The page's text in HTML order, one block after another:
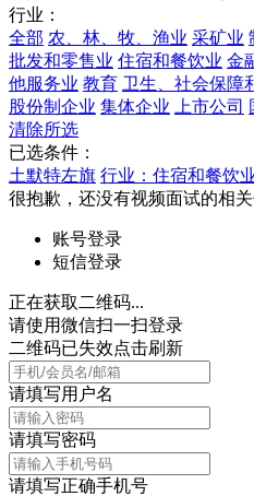
行业：
全部 农、林、牧、渔业 采矿业
批发和零售业 住宿和餐饮业 金
他服务业 教育 卫生、社会保障
股份制企业 集体企业 上市公司
清除所选
已选条件：
土默特左旗 行业：住宿和餐饮
很抱歉，还没有视频面试的相
账号登录
短信登录
正在获取二维码...
请使用微信扫一扫登录
二维码已失效点击刷新
请填写用户名
请填写密码
请填写正确手机号